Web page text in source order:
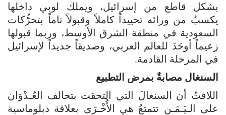
بشكل قاطع من إسرائيل، ويملك لوبي داخلها
يكسبُ من ورائه تحييداً كاملاً وقبولاً تاماً بتحرُّكات
السعودية في منطقة الشرق الأوسط، وربما قبولها
زعيماً أوحَدَ للعالم العربي، وصديقاً جديداً لإسرائيل
في المرحلة القادمة.
السنغال مصابةٌ بمرض التطبيع
اللافتُ أن السنغالَ التي التحقت بتحالف العُـدْوَان
على الـيَـمَـن تتمتعُ هي الأُخْـرَى بعلاقة دبلوماسية